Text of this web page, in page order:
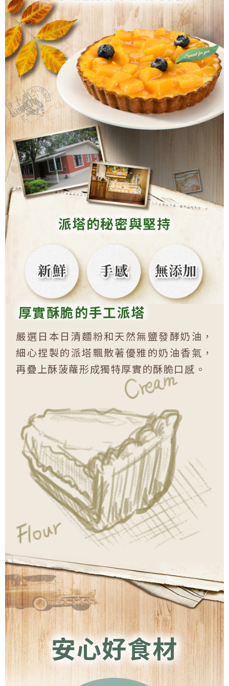
派塔的秘密與堅持
厚實酥脆的手工派塔
嚴選日本日清麵粉和天然無鹽發酵奶油，
細心捏製的派塔飄散著優雅的奶油香氣，
再疊上酥菠蘿形成獨特厚實的酥脆口感。
安心好食材